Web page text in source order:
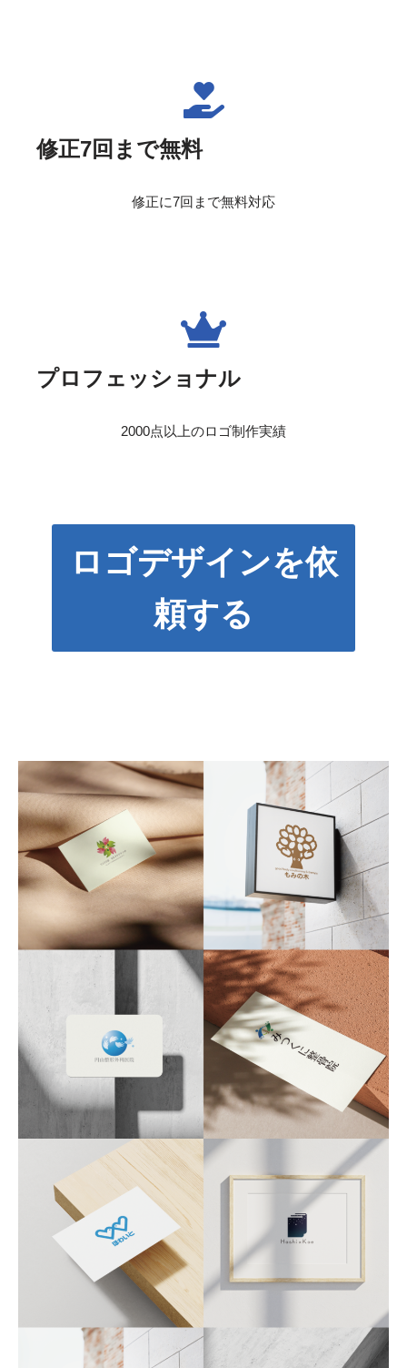
修正7回まで無料
修正に7回まで無料対応
プロフェッショナル
2000点以上のロゴ制作実績
ロゴデザインを依
頼する